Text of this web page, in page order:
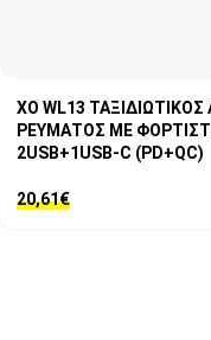
XO WL13
ΡΕΥΜΑΤΟΣ ΜΕ
2USB+1USB-C (PD+QC)
20,61€